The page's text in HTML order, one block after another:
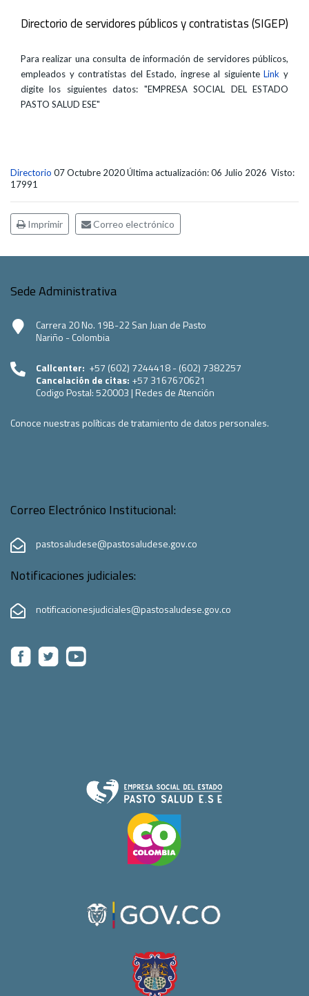
Directorio de servidores públicos y contratistas (SIGEP)
Para realizar una consulta de información de servidores públicos,
empleados y contratistas del Estado, ingrese al siguienteLinky
digite los siguientes datos: "EMPRESA SOCIAL DEL ESTADO
PASTO SALUD ESE"
Directorio 07 Octubre 2020Última actualización: 06 Julio 2026 Visto:
17991
Imprimir Correo electrónico
Sede Administrativa
Carrera 20 No. 19B-22 San Juan de Pasto
Nariño - Colombia
Callcenter: +57 (602) 7244418 - (602) 7382257
Cancelación de citas: +57 3167670621
Codigo Postal:520003 | Redes de Atención
Conoce nuestras políticas de tratamiento de datos personales.
Correo Electrónico Institucional:
pastosaludese@pastosaludese.gov.co
Notificaciones judiciales:
notificacionesjudiciales@pastosaludese.gov.co